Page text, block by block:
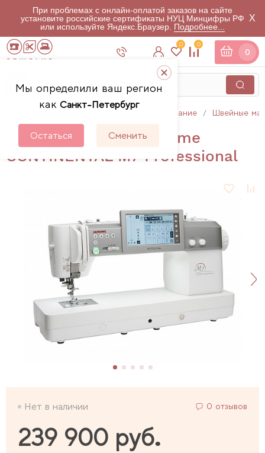
При проблемах с онлайн-оплатой заказов на сайте
установите российские сертификаты НУЦ Минцифры РФ
или используйте Яндекс.Браузер. Подробнее...
X
Мы определили ваш регион
как Санкт-Петербург
Остаться Сменить
0 0
0
Швейное оборудование Швейные
Швейная машина Janome
CONTINENTAL M7 Professional
Нет в наличии 0 отзывов
239 900 руб.